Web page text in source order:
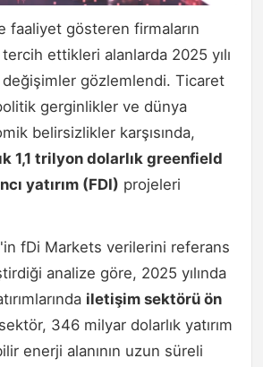
faaliyet gösteren firmaların
tercih ettikleri alanlarda 2025 yılı
değişimler gözlemlendi. Ticaret
gerginlikler ve dünya
belirsizlikler karşısında,
1,1 trilyon dolarlık greenfield
yatırım (FDI) projeleri
fDi Markets verilerini referans
analize göre, 2025 yılında
iletişim sektörü ön
346 milyar dolarlık yatırım
enerji alanının uzun süreli